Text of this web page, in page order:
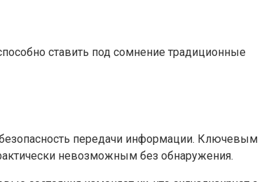
ставить под сомнение традиционные
передачи информации. Ключевым
невозможным без обнаружения.